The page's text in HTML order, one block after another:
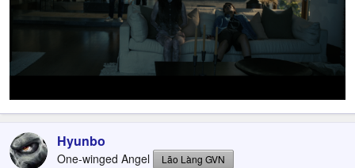
Hyunbo
One-winged Angel Lão Làng GVN